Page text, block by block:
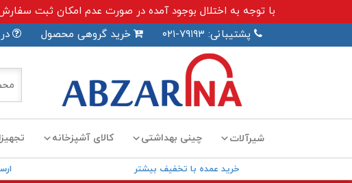
با توجه به اختلال بوجود آمده در صورت عدم امکان ثبت سفارش اینترنتی با شماره
پشتیبانی: ۷۹۱۹۳-۰۲۱
خرید گروهی محصول
شیرآلات چینی بهداشتی کالای آشپزخانه
خرید عمده با تخفیف بیشتر